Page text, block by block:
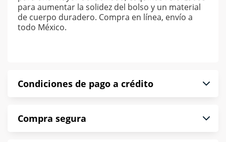
para aumentar la solidez del bolso y un material
de cuerpo duradero. Compra en línea, envío a
todo México.
Condiciones de pago a crédito
puntualmente. Al finalizar tu compra generas el
Compra segura